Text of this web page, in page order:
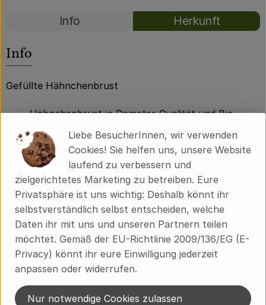
Rezepte
Info Herkunft
Info
Gefüllte Hähnchenbrust
Hähnchenbrust in Demeter-Qualität und Bio
Zutaten*
Zutaten:
Frischkäse**, Bio Bärlauch*, Bio-Tomaten*, Brokkoli *,
Olivenöl*
Produktinformationen
Herkunft
Liebe BesucherInnen, wir verwenden
Cookies! Sie helfen uns, unsere Website
laufend zu verbessern und
zielgerichtetes Marketing zu betreiben. Eure
Privatsphäre ist uns wichtig: Deshalb könnt ihr
selbstverständlich selbst entscheiden, welche
Daten ihr mit uns und unseren Partnern teilen
möchtet. Gemäß der EU-Richtlinie 2009/136/EG (E-
Privacy) könnt ihr eure Einwilligung jederzeit
anpassen oder widerrufen.
Nur notwendige Cookies zulassen